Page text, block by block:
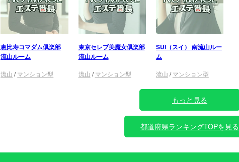
恵比寿コマダム倶楽部
流山ルーム
流山 /マンション型
東京セレブ美魔女倶楽部
流山ルーム
流山 /マンション型
SUI（スイ） 南流山ルー
ム
流山 /マンション型
もっと見る
都道府県ランキングTOPを見る